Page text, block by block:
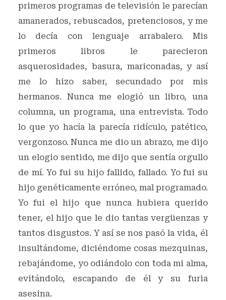
primeros programas de televisión le parecían
amanerados, rebuscados, pretenciosos, y me
lo decía con lenguaje arrabalero. Mis
primeros libros le parecieron
asquerosidades, basura, mariconadas, y así
me lo hizo saber, secundado por mis
hermanos. Nunca me elogió un libro, una
columna, un programa, una entrevista. Todo
lo que yo hacía la parecía ridículo, patético,
vergonzoso. Nunca me dio un abrazo, me dijo
un elogio sentido, me dijo que sentía orgullo
de mí. Yo fui su hijo fallido, fallado. Yo fui su
hijo genéticamente erróneo, mal programado.
Yo fui el hijo que nunca hubiera querido
tener, el hijo que le dio tantas vergüenzas y
tantos disgustos. Y así se nos pasó la vida, él
insultándome, diciéndome cosas mezquinas,
rebajándome, yo odiándolo con toda mi alma,
evitándolo, escapando de él y su furia
asesina.